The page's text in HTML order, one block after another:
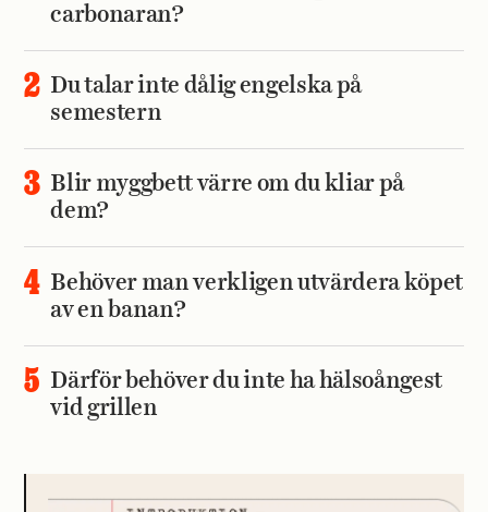
carbonaran?
Du talar inte dålig engelska på
semestern
Blir myggbett värre om du kliar på
dem?
Behöver man verkligen utvärdera köpet
av en banan?
Därför behöver du inte ha hälsoångest
vid grillen